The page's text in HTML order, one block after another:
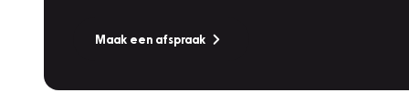
Maak een afspraak